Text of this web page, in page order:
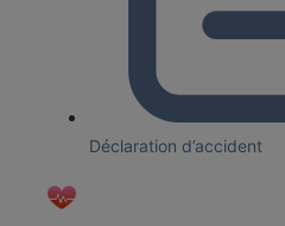
Déclaration d’accident